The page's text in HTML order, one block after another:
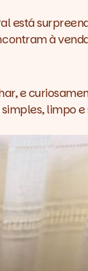
está
à
e
limpo